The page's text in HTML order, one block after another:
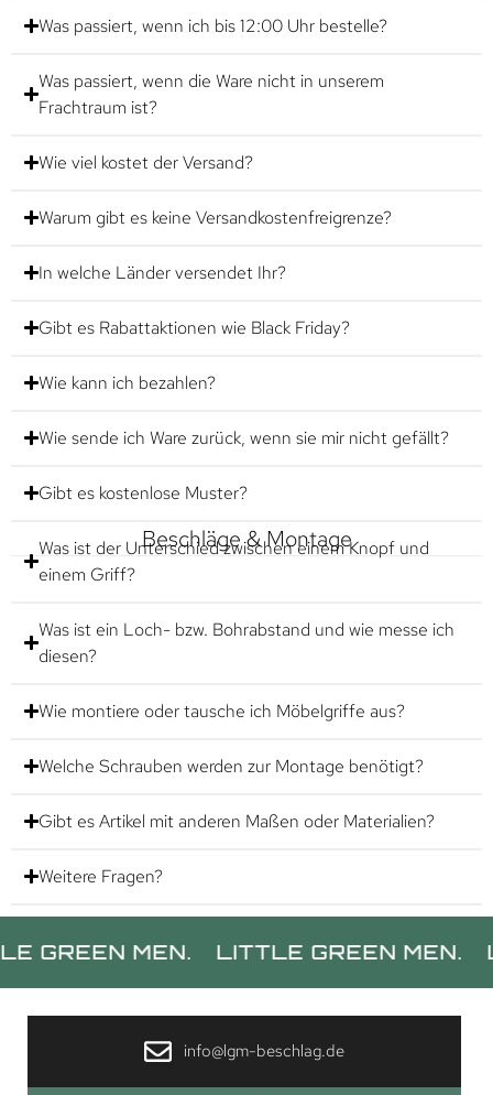
Was passiert, wenn ich bis 12:00 Uhr bestelle?
Was passiert, wenn die Ware nicht in unserem
Frachtraum ist?
Wie viel kostet der Versand?
Warum gibt es keine Versandkostenfreigrenze?
In welche Länder versendet Ihr?
Gibt es Rabattaktionen wie Black Friday?
Wie kann ich bezahlen?
Wie sende ich Ware zurück, wenn sie mir nicht gefällt?
Gibt es kostenlose Muster?
Beschläge & Montage
Was ist der Unterschied zwischen einem Knopf und
einem Griff?
Was ist ein Loch- bzw. Bohrabstand und wie messe ich
diesen?
Wie montiere oder tausche ich Möbelgriffe aus?
Welche Schrauben werden zur Montage benötigt?
Gibt es Artikel mit anderen Maßen oder Materialien?
Weitere Fragen?
MEN. LITTLE GREEN MEN.
info@lgm-beschlag.de